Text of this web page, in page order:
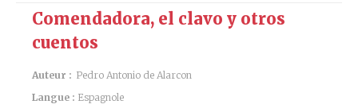
Comendadora, el clavo y otros
cuentos
Auteur : Pedro Antonio de Alarcon
Langue : Espagnole